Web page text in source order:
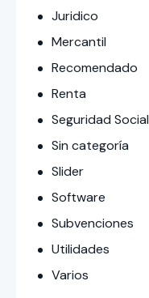
Juridico
Mercantil
Recomendado
Renta
Seguridad Social
Sin categoría
Slider
Software
Subvenciones
Utilidades
Varios